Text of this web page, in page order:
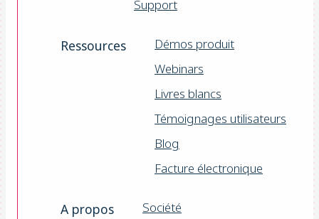
Support
Ressources
Démos produit
Webinars
Livres blancs
Témoignages utilisateurs
Blog
Facture électronique
A propos Société